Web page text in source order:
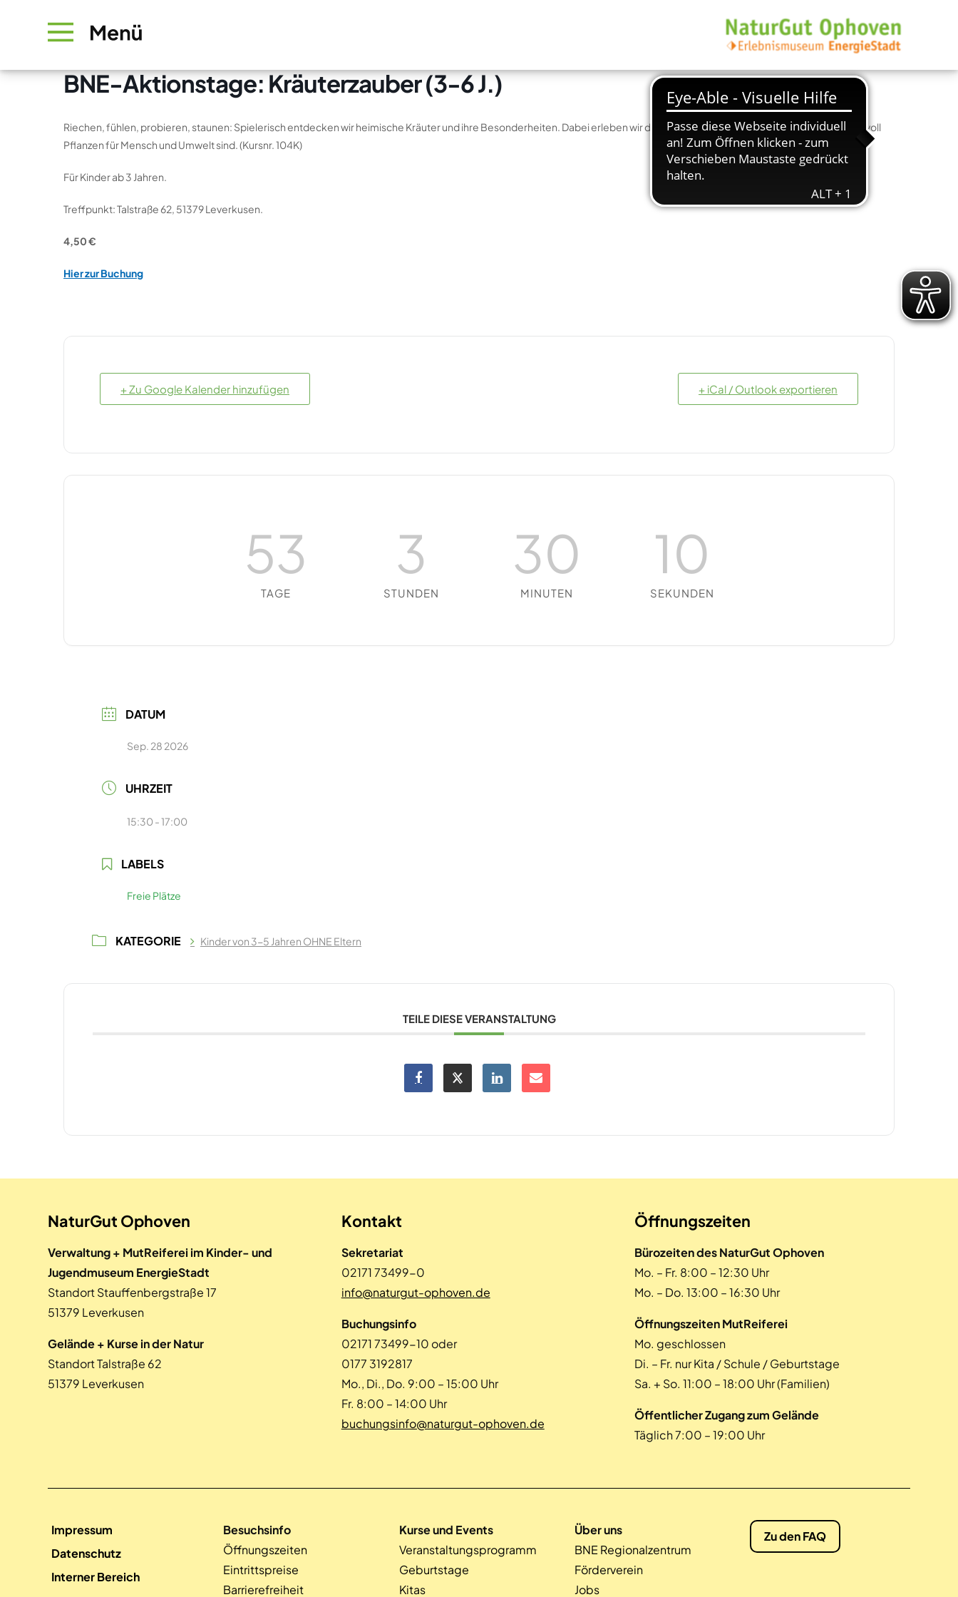
BNE-Aktionstage: Kräuterzauber (3-6 J.)
Riechen, fühlen, probieren, staunen: Spielerisch entdecken wir heimische Kräuter und ihre Besonderheiten. Dabei erleben wir die Natur mit allen Sinnen und erfahren, wie wertvoll
Pflanzen für Mensch und Umwelt sind. (Kursnr. 104K)
Für Kinder ab 3 Jahren.
Treffpunkt: Talstraße 62, 51379 Leverkusen.
4,50 €
Hier zur Buchung
+ Zu Google Kalender hinzufügen + iCal / Outlook exportieren
53
TAGE
3
STUNDEN
30
MINUTEN
9
SEKUNDEN
DATUM
Sep. 28 2026
UHRZEIT
15:30 - 17:00
LABELS
Freie Plätze
KATEGORIE Kinder von 3-5 Jahren OHNE Eltern
TEILE DIESE VERANSTALTUNG
NaturGut Ophoven
Verwaltung + MutReiferei im Kinder- und
Jugendmuseum EnergieStadt
Standort Stauffenbergstraße 17
51379 Leverkusen
Gelände + Kurse in der Natur
Standort Talstraße 62
51379 Leverkusen
Kontakt
Sekretariat
02171 73499-0
info@naturgut-ophoven.de
Buchungsinfo
02171 73499-10 oder
0177 3192817
Mo., Di., Do. 9:00 – 15:00 Uhr
Fr. 8:00 – 14:00 Uhr
buchungsinfo@naturgut-ophoven.de
Öffnungszeiten
Bürozeiten des NaturGut Ophoven
Mo. – Fr. 8:00 – 12:30 Uhr
Mo. – Do. 13:00 – 16:30 Uhr
Öffnungszeiten MutReiferei
Mo. geschlossen
Di. – Fr. nur Kita / Schule / Geburtstage
Sa. + So. 11:00 – 18:00 Uhr (Familien)
Öffentlicher Zugang zum Gelände
Täglich 7:00 – 19:00 Uhr
Impressum
Datenschutz
Interner Bereich
Besuchsinfo
Öffnungszeiten
Eintrittspreise
Barrierefreiheit
Kurse und Events
Veranstaltungsprogramm
Geburtstage
Kitas
Über uns
BNE Regionalzentrum
Förderverein
Jobs
Zu den FAQ